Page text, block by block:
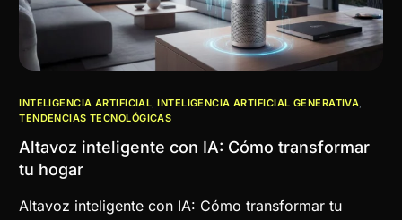
INTELIGENCIA ARTIFICIAL,INTELIGENCIA ARTIFICIAL GENERATIVA,
TENDENCIAS TECNOLÓGICAS
Altavoz inteligente con IA: Cómo transformar
tu hogar
Altavoz inteligente con IA: Cómo transformar tu